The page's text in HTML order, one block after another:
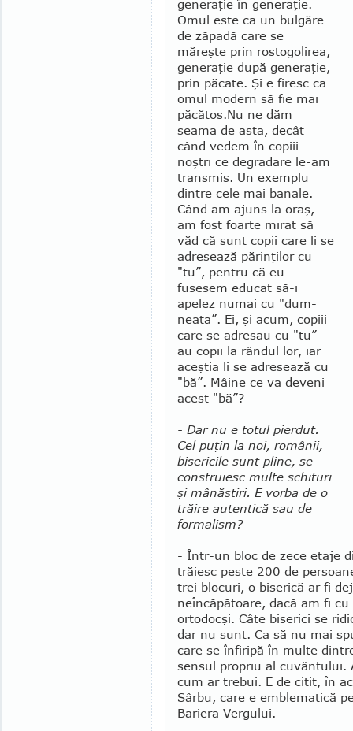
genera­ţie în ge­neraţie.
Omul este ca un bulgăre
de zăpadă care se
măreşte prin ros­togoli­rea,
generaţie după gene­raţie,
prin păcate. Şi e firesc ca
omul modern să fie mai
păcă­tos.Nu ne dăm
seama de asta, de­cât
când vedem în copiii
noştri ce de­gradare le-am
transmis. Un exem­plu
dintre cele mai banale.
Când am ajuns la oraş,
am fost foarte mirat să
văd că sunt copii care li se
adresează părinţilor cu
"tu”, pentru că eu
fusesem edu­cat să-i
apelez numai cu "dum­
neata”. Ei, şi acum, copiii
care se adresau cu "tu”
au copii la rân­dul lor, iar
aceştia li se adresează cu
"bă”. Mâi­ne ce va deveni
acest "bă”?
- Dar nu e totul pierdut.
Cel puţin la noi, românii,
bisericile sunt pline, se
construiesc multe schituri
şi mânăstiri. E vorba de o
trăire autentică sau de
formalism?
- Într-un bloc de zece etaje
trăiesc peste 200 de
trei blocuri, o biserică ar fi
neîncăpătoare, dacă am fi cu
orto­docşi. Câte biserici se
dar nu sunt. Ca să nu mai
care se înfiripă în multe
sensul propriu al cuvântului.
cum ar trebui. E de citit, în
Sârbu, care e emblematică
Bariera Vergului.